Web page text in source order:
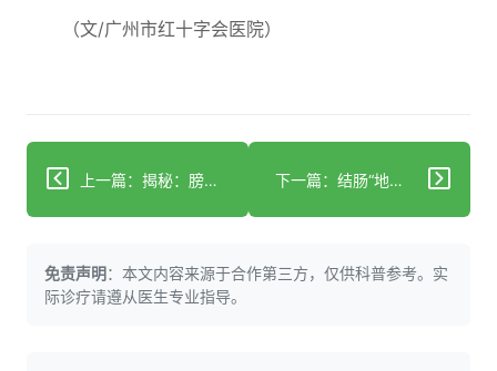
（文/广州市红十字会医院）
上一篇：揭秘：膀胱结石背后的真凶 下一篇：结肠“地毯”早癌无处藏！8厘米病变内镜下完整剥离，免开腹实现根治
免责声明：本文内容来源于合作第三方，仅供科普参考。实
际诊疗请遵从医生专业指导。